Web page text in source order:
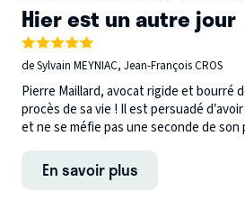
Hier est un autre jour
de Sylvain MEYNIAC, Jean-François CROS
Pierre Maillard, avocat rigide et bourré
procès de sa vie ! Il est persuadé
et ne se méfie pas une seconde de son
En savoir plus